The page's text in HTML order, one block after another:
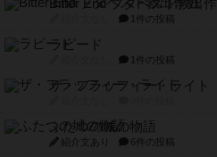
Bitter End ブタペスト救出
1件の投稿
ラピード
1件の投稿
ザ・フラッフィー・ライト
ふたつの城の物語
紹介文あり 6件の投稿